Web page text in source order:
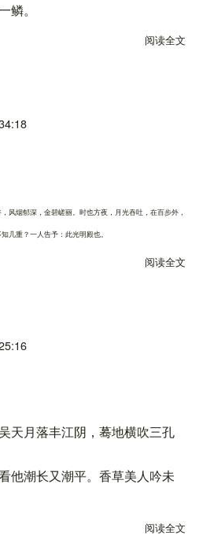
鳞。
阅读全文
风烟郁深，金碧嵯丽。时也方夜，月光吞吐，在百步外，
几重？一人告予：此光明殿也。
阅读全文
天月落丰江阴，蓦地横吹三孔
他潮长又潮平。香草美人吟未
阅读全文